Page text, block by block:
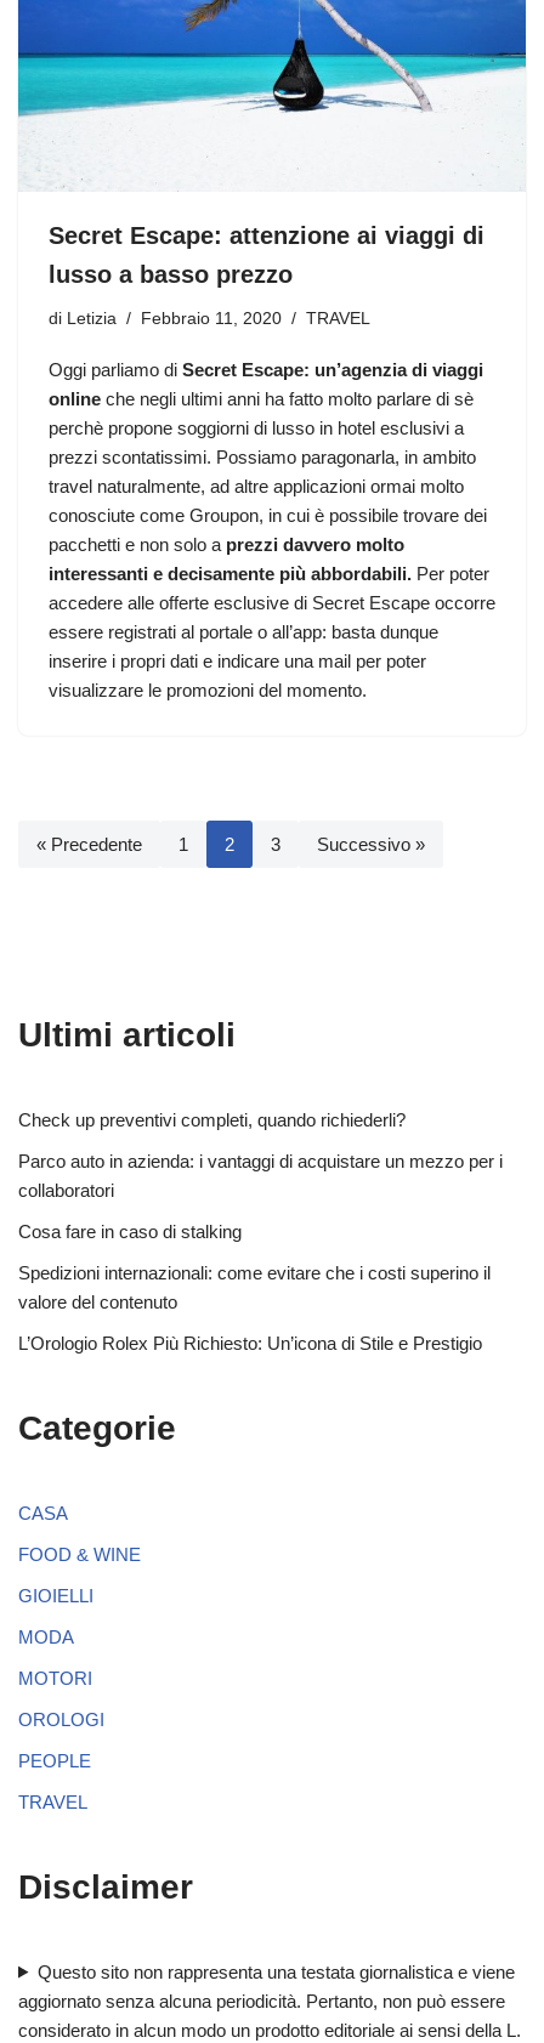
Secret Escape: attenzione ai viaggi di
lusso a basso prezzo
di Letizia Febbraio 11, 2020 TRAVEL
Oggi parliamo di Secret Escape: un’agenzia di viaggi
online che negli ultimi anni ha fatto molto parlare di sè
perchè propone soggiorni di lusso in hotel esclusivi a
prezzi scontatissimi. Possiamo paragonarla, in ambito
travel naturalmente, ad altre applicazioni ormai molto
conosciute come Groupon, in cui è possibile trovare dei
pacchetti e non solo a prezzi davvero molto
interessanti e decisamente più abbordabili. Per poter
accedere alle offerte esclusive di Secret Escape occorre
essere registrati al portale o all’app: basta dunque
inserire i propri dati e indicare una mail per poter
visualizzare le promozioni del momento.
« Precedente 1 2 3 Successivo »
Ultimi articoli
Check up preventivi completi, quando richiederli?
Parco auto in azienda: i vantaggi di acquistare un mezzo per i
collaboratori
Cosa fare in caso di stalking
Spedizioni internazionali: come evitare che i costi superino il
valore del contenuto
L’Orologio Rolex Più Richiesto: Un’icona di Stile e Prestigio
Categorie
CASA
FOOD & WINE
GIOIELLI
MODA
MOTORI
OROLOGI
PEOPLE
TRAVEL
Disclaimer
Questo sito non rappresenta una testata giornalistica e viene
aggiornato senza alcuna periodicità. Pertanto, non può essere
considerato in alcun modo un prodotto editoriale ai sensi della L.